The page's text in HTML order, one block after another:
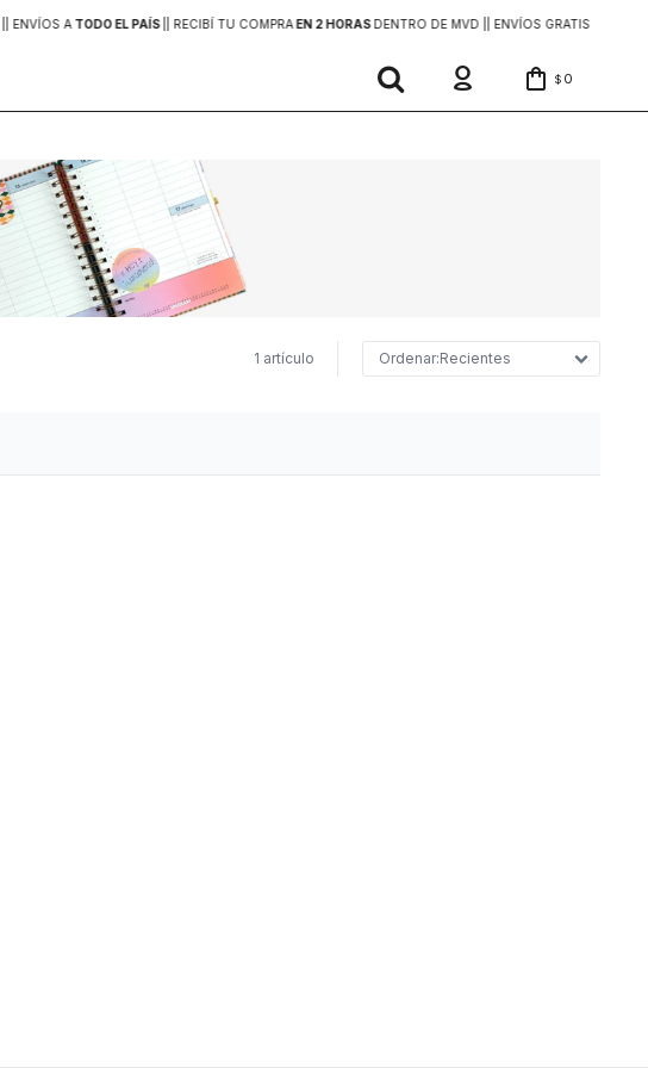
| ENVÍOS A TODO EL PAÍS | RECIBÍ TU COMPRAEN 2 HORASDENTRO DE MVD | | ENVÍOS GRATIS
$ 0
1 artículo Recientes